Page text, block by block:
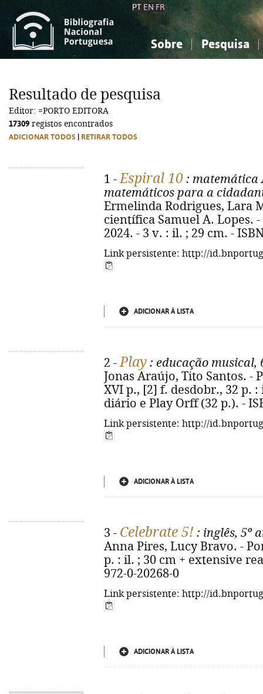
PT EN FR
Sobre Pesquisa
Ciências sociais...
Ciências sociais...
Resultado de pesquisa
Editor: =PORTO EDITORA
17309 registos encontrados
ADICIONAR TODOS RETIRAR TODOS
1 -Espiral 10 : matemática
matemáticos para a
Ermelinda Rodrigues, Lara
científica Samuel A. Lopes.
2024. - 3 v. : il. ; 29 cm. -
Link persistente: http://
ADICIONAR À LISTA
2 -Play : educação musical,
Jonas Araújo, Tito Santos. -
XVI p., [2] f. desdobr., 32 p.
diário e Play Orff (32 p.). -
Link persistente: http://
ADICIONAR À LISTA
3 - Celebrate 5! : inglês, 5º
Anna Pires, Lucy Bravo. -
p. : il. ; 30 cm + extensive
972-0-20268-0
Link persistente: http://
ADICIONAR À LISTA